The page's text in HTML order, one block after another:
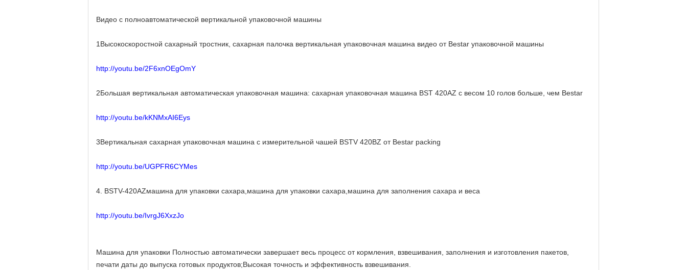
Видео с полноавтоматической вертикальной упаковочной машины
1Высокоскоростной сахарный тростник, сахарная палочка вертикальная упаковочная машина видео от Bestar упаковочной машины
http://youtu.be/2F6xnOEgOmY
2Большая вертикальная автоматическая упаковочная машина: сахарная упаковочная машина BST 420AZ с весом 10 голов больше, чем Bestar
http://youtu.be/kKNMxAI6Eys
3Вертикальная сахарная упаковочная машина с измерительной чашей BSTV 420BZ от Bestar packing
http://youtu.be/UGPFR6CYMes
4. BSTV-420AZмашина для упаковки сахара,машина для упаковки сахара,машина для заполнения сахара и веса
http://youtu.be/IvrgJ6XxzJo
Машина для упаковки Полностью автоматически завершает весь процесс от кормления, взвешивания, заполнения и изготовления пакетов,
печати даты до выпуска готовых продуктов;Высокая точность и эффективность взвешивания.